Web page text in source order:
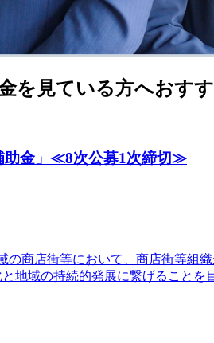
を見ている方へおす
助金」≪8次公募1次締切≫
の商店街等において、商店街等組
地域の持続的発展に繋げることを